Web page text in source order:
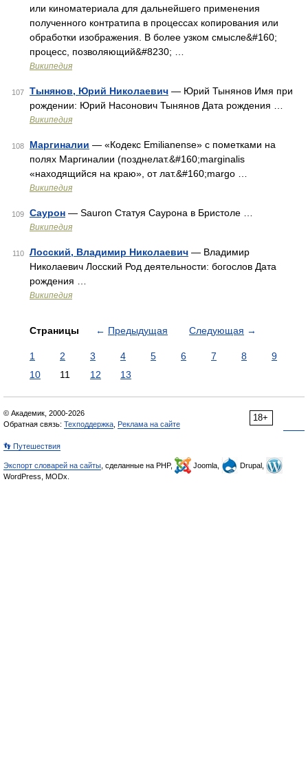
или киноматериала для дальнейшего применения
полученного контратипа в процессах копирования или
обработки изображения. В более узком смысле&#160;
процесс, позволяющий&#8230; …
Википедия
107 Тынянов, Юрий Николаевич — Юрий Тынянов Имя при
рождении: Юрий Насонович Тынянов Дата рождения …
Википедия
108 Маргиналии — «Кодекс Emilianense» с пометками на
полях Маргиналии (позднелат.&#160;marginalis
«находящийся на краю», от лат.&#160;margo …
Википедия
109 Саурон — Sauron Статуя Саурона в Бристоле …
Википедия
110 Лосский, Владимир Николаевич — Владимир
Николаевич Лосский Род деятельности: богослов Дата
рождения …
Википедия
Страницы ← Предыдущая Следующая →
1 2 3 4 5 6 7 8
9
10
11 12 13
18+
© Академик, 2000-2026
Обратная связь: Техподдержка Реклама на сайте
👣 Путешествия
Экспорт словарей на сайты , сделанные на PHP, Joomla,
Drupal,
WordPress, MODx.